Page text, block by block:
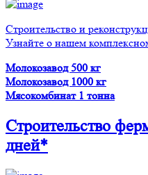
Строительство и
Узнайте о нашем
Молокозавод 500 кг
Молокозавод 1000 кг
Мясокомбинат 1 тонна
Строительство
дней*